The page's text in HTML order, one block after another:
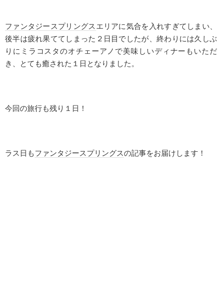
ファンタジースプリングス エリアに気合を入れすぎてしまい、
後半は疲れ果ててしまった２日目でしたが、終わりには久しぶ
りにミラコスタのオチェーアノで美味しいディナーもいただ
き、とても癒された１日となりました。
今回の旅行も残り１日！
ラス日もファンタジースプリングスの記事をお届けします！